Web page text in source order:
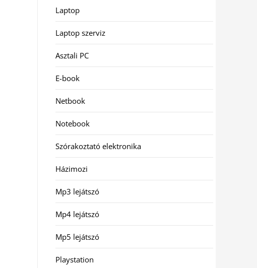
Laptop
Laptop szerviz
Asztali PC
E-book
Netbook
Notebook
Szórakoztató elektronika
Házimozi
Mp3 lejátszó
Mp4 lejátszó
Mp5 lejátszó
Playstation